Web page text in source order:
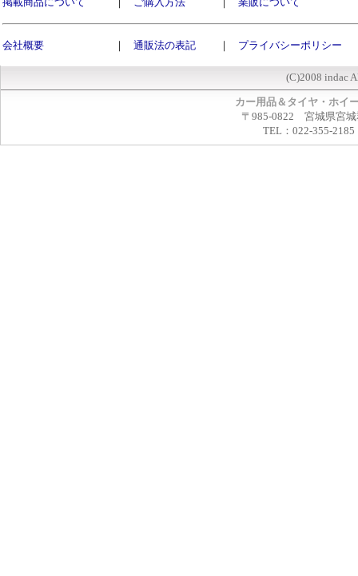
会社概要 ｜ 通販法の表記 ｜ プライバシーポリシー
(C)2008 indac
カー用品＆タイヤ・ホイ
〒985-0822 宮城県宮城
TEL：022-355-